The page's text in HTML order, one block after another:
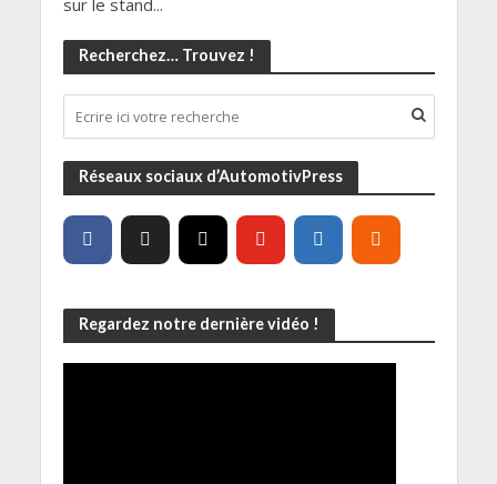
sur le stand...
Recherchez… Trouvez !
Réseaux sociaux d’AutomotivPress
Regardez notre dernière vidéo !